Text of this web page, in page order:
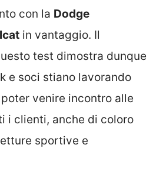
con la Dodge
in vantaggio. Il
test dimostra dunque
e soci stiano lavorando
venire incontro alle
i clienti, anche di coloro
sportive e